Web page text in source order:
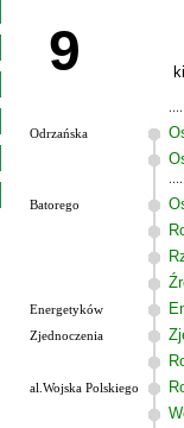
9
Odrzańska
Batorego
Energetyków
Zjednoczenia
al.Wojska Polskiego